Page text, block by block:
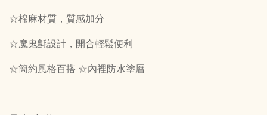
☆棉麻材質，質感加分
☆魔鬼氈設計，開合輕鬆便利
☆簡約風格百搭 ☆內裡防水塗層